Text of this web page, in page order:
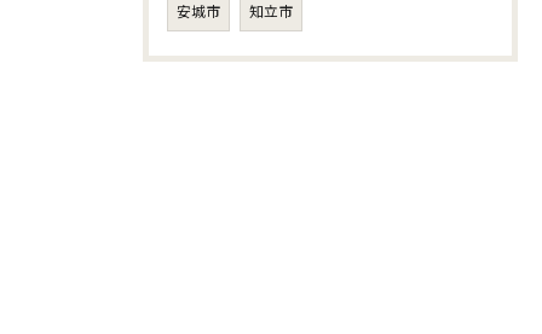
安城市 知立市